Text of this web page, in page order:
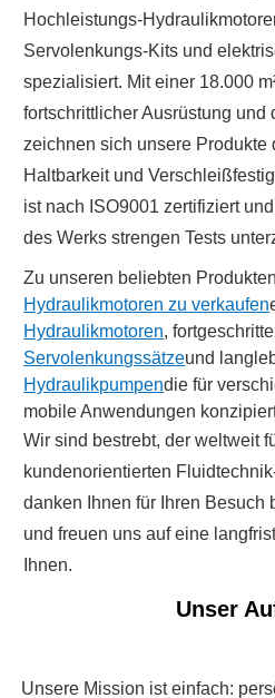
Hochleistungs-
Servolenkungs-Kits und
spezialisiert. Mit einer 18.000
fortschrittlicher Ausrüstung und
zeichnen sich unsere Produkte
Haltbarkeit und
ist nach ISO9001 zertifiziert
des Werks strengen Tests
Zu unseren beliebten
Hydraulikmotoren zu verkaufen
Hydraulikmotoren,
Servolenkungssätzeund
Hydraulikpumpendie für
mobile Anwendungen
Wir sind bestrebt, der weltweit
kundenorientierten
danken Ihnen für Ihren Besuch
und freuen uns auf eine
Ihnen.
Unser
Unsere Mission ist einfach: